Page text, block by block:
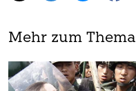
Mehr zum Thema